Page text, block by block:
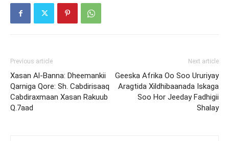
Previous article
Xasan Al-Banna: Dheemankii
Qarniga Qore: Sh. Cabdirisaaq
Cabdiraxmaan Xasan Rakuub
Q.7aad
Next article
Geeska Afrika Oo Soo Ururiyay
Aragtida Xildhibaanada Iskaga
Soo Hor Jeeday Fadhigii
Shalay